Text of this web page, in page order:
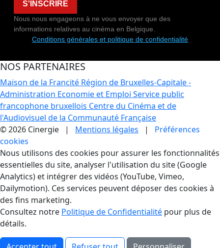
S'INSCRIRE
Nous nous engageons à ne vous envoyer que des
informations relatives au cinéma en Belgique.
Conditions générales et politique de confidentialité
NOS PARTENAIRES
Maison de la Francité Région de Bruxelles-Capitale -
Administration Economie et Emploi Service public
francophone bruxellois Centre du Cinéma et de
l'Audiovisuel de la Communauté Française
© 2026 Cinergie | Mentions légales | Préférences
cookies
Gestion des Cookies
Nous utilisons des cookies pour assurer les fonctionnalités
essentielles du site, analyser l'utilisation du site (Google
Analytics) et intégrer des vidéos (YouTube, Vimeo,
Dailymotion). Ces services peuvent déposer des cookies à
des fins marketing.
Consultez notre Politique de Confidentialité pour plus de
détails.